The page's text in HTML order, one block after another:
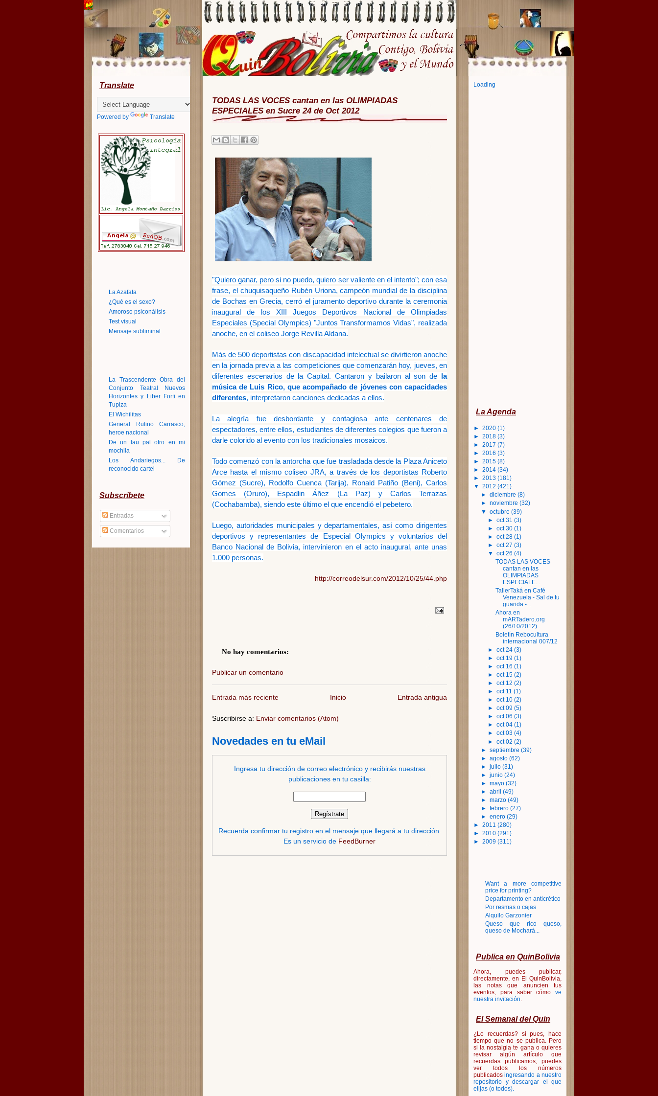
Translate
Powered by Translate
La Azafata
¿Qué es el sexo?
Amoroso psiconálisis
Test visual
Mensaje subliminal
La Trascendente Obra del
Conjunto Teatral Nuevos
Horizontes y Liber Forti en
Tupiza
El Wichilitas
General Rufino Carrasco,
heroe nacional
De un lau pal otro en mi
mochila
Los Andariegos... De
reconocido cartel
Subscríbete
Entradas
Comentarios
TODAS LAS VOCES cantan en las OLIMPIADAS
ESPECIALES en Sucre 24 de Oct 2012
"Quiero ganar, pero si no puedo, quiero ser valiente en el intento"; con esa
frase, el chuquisaqueño Rubén Uriona, campeón mundial de la disciplina
de Bochas en Grecia, cerró el juramento deportivo durante la ceremonia
inaugural de los XIII Juegos Deportivos Nacional de Olimpiadas
Especiales (Special Olympics) "Juntos Transformamos Vidas", realizada
anoche, en el coliseo Jorge Revilla Aldana.
Más de 500 deportistas con discapacidad intelectual se divirtieron anoche
en la jornada previa a las competiciones que comenzarán hoy, jueves, en
diferentes escenarios de la Capital. Cantaron y bailaron al son de la
música de Luis Rico, que acompañado de jóvenes con capacidades
diferentes, interpretaron canciones dedicadas a ellos.
La alegría fue desbordante y contagiosa ante centenares de
espectadores, entre ellos, estudiantes de diferentes colegios que fueron a
darle colorido al evento con los tradicionales mosaicos.
Todo comenzó con la antorcha que fue trasladada desde la Plaza Aniceto
Arce hasta el mismo coliseo JRA, a través de los deportistas Roberto
Gómez (Sucre), Rodolfo Cuenca (Tarija), Ronald Patiño (Beni), Carlos
Gomes (Oruro), Espadlin Áñez (La Paz) y Carlos Terrazas
(Cochabamba), siendo este último el que encendió el pebetero.
Luego, autoridades municipales y departamentales, así como dirigentes
deportivos y representantes de Especial Olympics y voluntarios del
Banco Nacional de Bolivia, intervinieron en el acto inaugural, ante unas
1.000 personas.
http://correodelsur.com/2012/10/25/44.php
No hay comentarios:
Publicar un comentario
Entrada más reciente Entrada antigua
Inicio
Suscribirse a: Enviar comentarios (Atom)
Novedades en tu eMail
Ingresa tu dirección de correo electrónico y recibirás nuestras
publicaciones en tu casilla:
Recuerda confirmar tu registro en el mensaje que llegará a tu dirección.
Es un servicio de FeedBurner
Loading
La Agenda
► 2020 (1)
► 2018 (3)
► 2017 (7)
► 2016 (3)
► 2015 (8)
► 2014 (34)
► 2013 (181)
▼ 2012 (421)
► diciembre (8)
► noviembre (32)
▼ octubre (39)
►oct 31(3)
►oct 30(1)
►oct 28(1)
►oct 27(3)
▼oct 26(4)
TODAS LAS VOCES
cantan en las
OLIMPIADAS
ESPECIALE...
TallerTaká en Café
Venezuela - Sal de tu
guarida -...
Ahora en
mARTadero.org
(26/10/2012)
Boletín Rebocultura
internacional 007/12
►oct 24(3)
►oct 19(1)
►oct 16(1)
►oct 15(2)
►oct 12(2)
►oct 11(1)
►oct 10(2)
►oct 09(5)
►oct 06(3)
►oct 04(1)
►oct 03(4)
►oct 02(2)
► septiembre (39)
► agosto (62)
► julio (31)
► junio (24)
► mayo (32)
► abril (49)
► marzo (49)
► febrero (27)
► enero (29)
► 2011 (280)
► 2010 (291)
► 2009 (311)
Want a more competitive
price for printing?
Departamento en anticrético
Por resmas o cajas
Alquilo Garzonier
Queso que rico queso,
queso de Mochará...
Publica en QuinBolivia
Ahora, puedes publicar,
directamente, en El QuinBolivia,
las notas que anuncien tus
eventos, para saber cómo ve
nuestra invitación
El Semanal del Quin
¿Lo recuerdas? si pues, hace
tiempo que no se publica. Pero
si la nostalgia te gana o quieres
revisar algún artículo que
recuerdas publicamos, puedes
ver todos los números
publicados ingresando a nuestro
repositorio y descargar el que
elijas (o todos)